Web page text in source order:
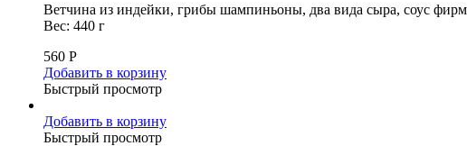
Ветчина из индейки, грибы шампиньоны, два вида сыра, соус
Вес: 440 г
560 Р
Добавить в корзину
Быстрый просмотр
Добавить в корзину
Быстрый просмотр